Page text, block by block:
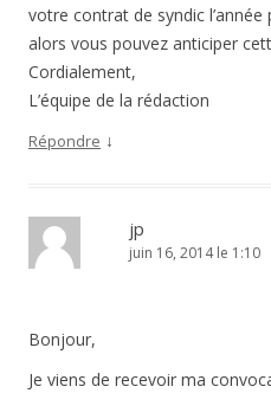
votre contrat de syndic
alors vous pouvez anticiper
Cordialement,
L’équipe de la rédaction
Répondre ↓
jp
juin 16, 2014 le 1:10
Bonjour,
Je viens de recevoir ma